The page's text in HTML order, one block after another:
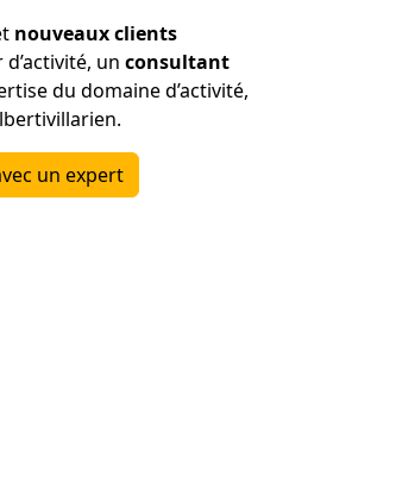
nouveaux clients
un consultant
du domaine d’activité,
un expert